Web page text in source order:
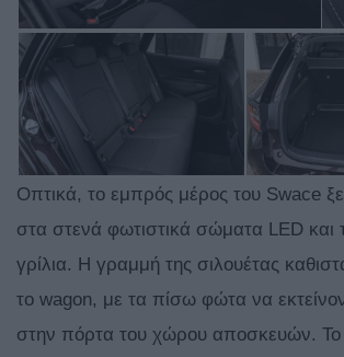
Οπτικά, το εμπρός μέρος του Swace
στα στενά φωτιστικά σώματα LED και
γρίλια. Η γραμμή της σιλουέτας
το wagon, με τα πίσω φώτα να
στην πόρτα του χώρου αποσκευών. Το